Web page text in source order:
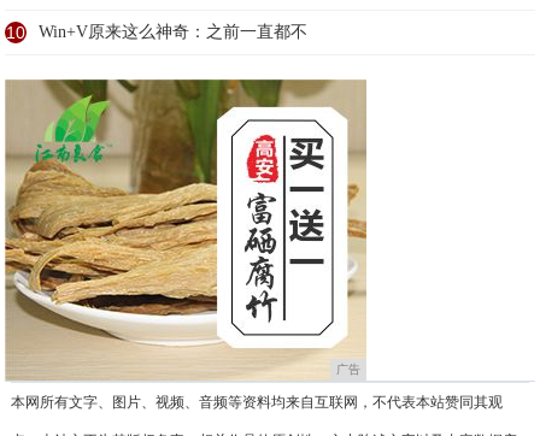
10 Win+V原来这么神奇：之前一直都不
广告
本网所有文字、图片、视频、音频等资料均来自互联网，不代表本站赞同其观